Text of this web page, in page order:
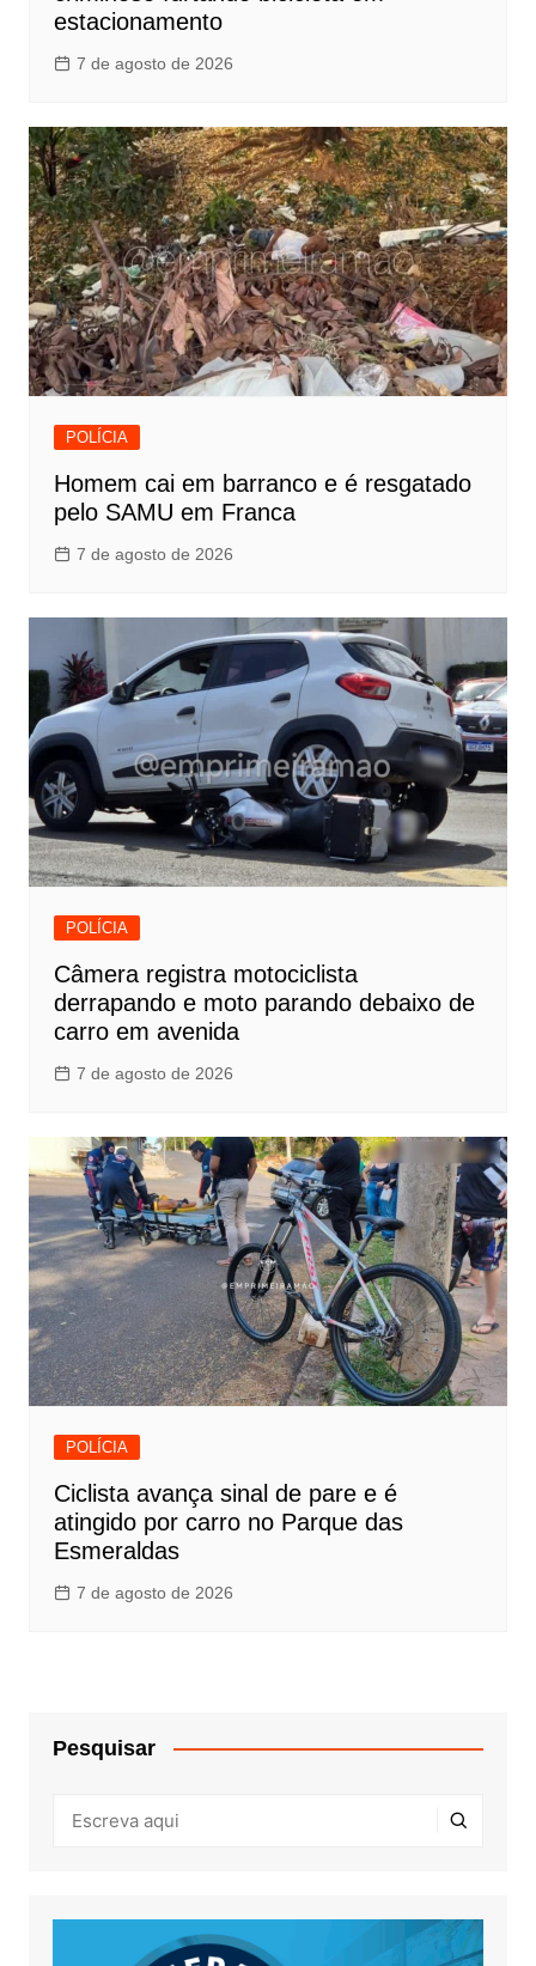
estacionamento
7 de agosto de 2026
POLÍCIA
Homem cai em barranco e é resgatado
pelo SAMU em Franca
7 de agosto de 2026
POLÍCIA
Câmera registra motociclista
derrapando e moto parando debaixo de
carro em avenida
7 de agosto de 2026
POLÍCIA
Ciclista avança sinal de pare e é
atingido por carro no Parque das
Esmeraldas
7 de agosto de 2026
Pesquisar